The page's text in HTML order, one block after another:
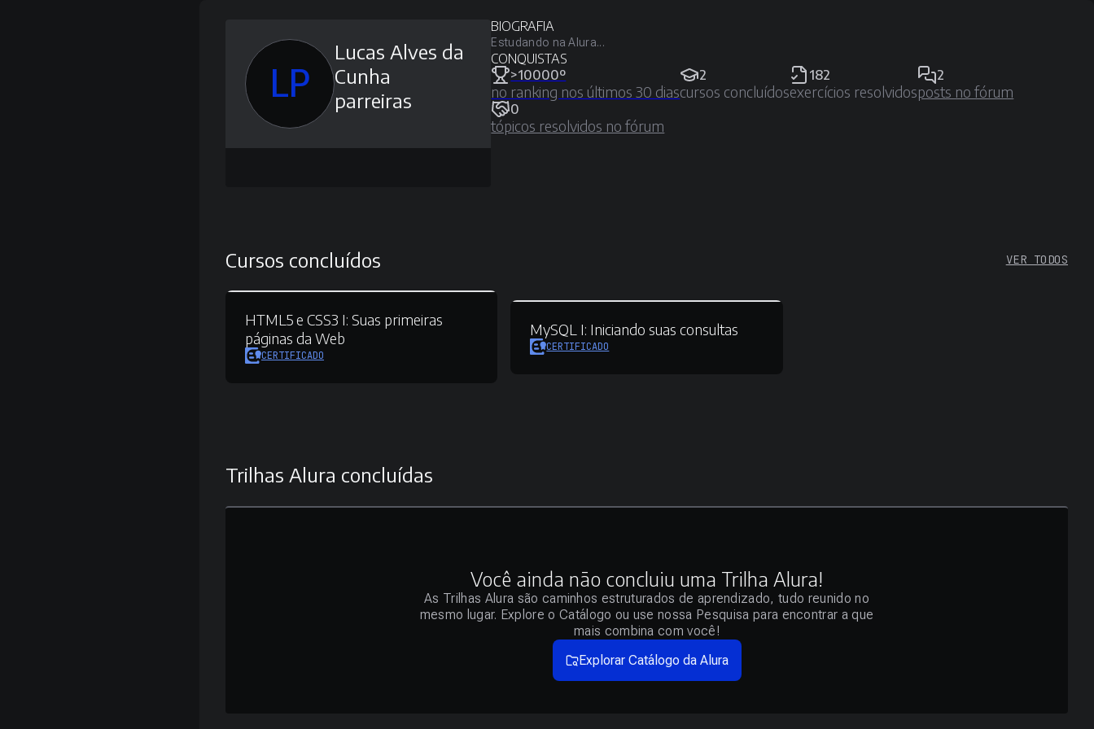
LP
Lucas Alves da
Cunha
parreiras
BIOGRAFIA
Estudando na Alura...
CONQUISTAS
>10000º
no ranking nos últimos 30 dias
2
cursos concluídos
182
exercícios resolvidos
2
posts no fórum
0
tópicos resolvidos no fórum
Cursos concluídos VER TODOS
HTML5 e CSS3 I: Suas primeiras
páginas da Web
CERTIFICADO
MySQL I: Iniciando suas consultas
CERTIFICADO
Trilhas Alura concluídas
Você ainda não concluiu uma Trilha Alura!
As Trilhas Alura são caminhos estruturados de aprendizado, tudo reunido no
mesmo lugar. Explore o Catálogo ou use nossa Pesquisa para encontrar a que
mais combina com você!
Explorar Catálogo da Alura